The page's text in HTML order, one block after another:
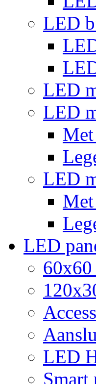
LED
LED
LED
LED
LED
LED
Smart